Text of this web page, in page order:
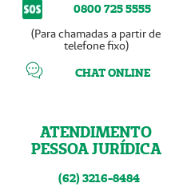
0800 725 5555
(Para chamadas a partir de
telefone fixo)
CHAT ONLINE
ATENDIMENTO
PESSOA JURÍDICA
(62) 3216-8484